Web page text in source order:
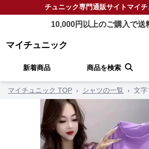
チュニック専門通販サイトマイチ
10,000円以上のご購入で送
マイチュニック
新着商品 商品を検索
マイチュニック TOP › シャツの一覧 › 文字